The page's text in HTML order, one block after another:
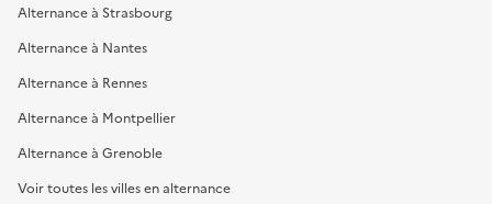
Alternance à Strasbourg
Alternance à Nantes
Alternance à Rennes
Alternance à Montpellier
Alternance à Grenoble
Voir toutes les villes en alternance